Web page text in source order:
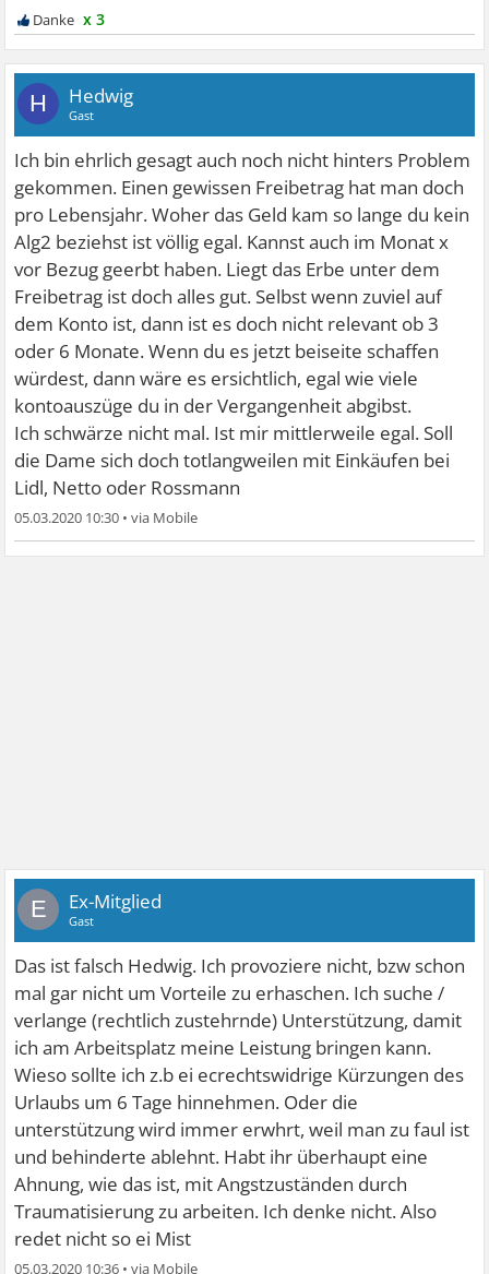
x 3
H Hedwig
Gast
Ich bin ehrlich gesagt auch noch nicht hinters Problem
gekommen. Einen gewissen Freibetrag hat man doch
pro Lebensjahr. Woher das Geld kam so lange du kein
Alg2 beziehst ist völlig egal. Kannst auch im Monat x
vor Bezug geerbt haben. Liegt das Erbe unter dem
Freibetrag ist doch alles gut. Selbst wenn zuviel auf
dem Konto ist, dann ist es doch nicht relevant ob 3
oder 6 Monate. Wenn du es jetzt beiseite schaffen
würdest, dann wäre es ersichtlich, egal wie viele
kontoauszüge du in der Vergangenheit abgibst.
Ich schwärze nicht mal. Ist mir mittlerweile egal. Soll
die Dame sich doch totlangweilen mit Einkäufen bei
Lidl, Netto oder Rossmann
05.03.2020 10:30 •
E Ex-Mitglied
Gast
Das ist falsch Hedwig. Ich provoziere nicht, bzw schon
mal gar nicht um Vorteile zu erhaschen. Ich suche /
verlange (rechtlich zustehrnde) Unterstützung, damit
ich am Arbeitsplatz meine Leistung bringen kann.
Wieso sollte ich z.b ei ecrechtswidrige Kürzungen des
Urlaubs um 6 Tage hinnehmen. Oder die
unterstützung wird immer erwhrt, weil man zu faul ist
und behinderte ablehnt. Habt ihr überhaupt eine
Ahnung, wie das ist, mit Angstzuständen durch
Traumatisierung zu arbeiten. Ich denke nicht. Also
redet nicht so ei Mist
05.03.2020 10:36 •